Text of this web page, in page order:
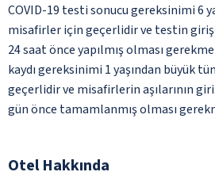
COVID-19 testi sonucu gereksinimi 6
misafirler için geçerlidir ve testin
24 saat önce yapılmış olması
kaydı gereksinimi 1 yaşından büyük
geçerlidir ve misafirlerin aşılarının
gün önce tamamlanmış olması
Otel Hakkında